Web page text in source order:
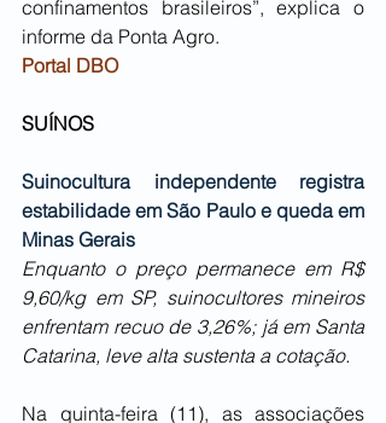
confinamentos brasileiros”, explica o
informe da Ponta Agro.
Portal DBO
SUÍNOS
Suinocultura independente registra
estabilidade em São Paulo e queda em
Minas Gerais
Enquanto o preço permanece em R$
9,60/kg em SP, suinocultores mineiros
enfrentam recuo de 3,26%; já em Santa
Catarina, leve alta sustenta a cotação.
Na quinta-feira (11), as associações